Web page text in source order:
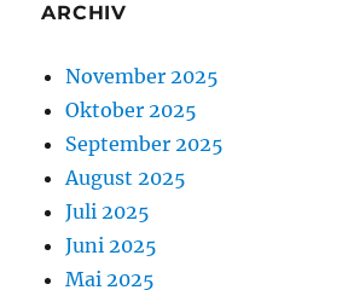
ARCHIV
November 2025
Oktober 2025
September 2025
August 2025
Juli 2025
Juni 2025
Mai 2025